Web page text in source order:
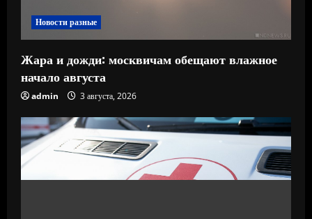
Новости разные
Жара и дожди: москвичам обещают влажное
начало августа
admin 3 августа, 2026